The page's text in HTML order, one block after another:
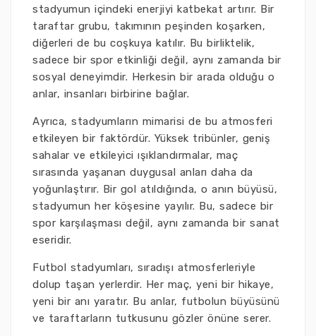
stadyumun içindeki enerjiyi katbekat artırır. Bir
taraftar grubu, takımının peşinden koşarken,
diğerleri de bu coşkuya katılır. Bu birliktelik,
sadece bir spor etkinliği değil, aynı zamanda bir
sosyal deneyimdir. Herkesin bir arada olduğu o
anlar, insanları birbirine bağlar.
Ayrıca, stadyumların mimarisi de bu atmosferi
etkileyen bir faktördür. Yüksek tribünler, geniş
sahalar ve etkileyici ışıklandırmalar, maç
sırasında yaşanan duygusal anları daha da
yoğunlaştırır. Bir gol atıldığında, o anın büyüsü,
stadyumun her köşesine yayılır. Bu, sadece bir
spor karşılaşması değil, aynı zamanda bir sanat
eseridir.
Futbol stadyumları, sıradışı atmosferleriyle
dolup taşan yerlerdir. Her maç, yeni bir hikaye,
yeni bir anı yaratır. Bu anlar, futbolun büyüsünü
ve taraftarların tutkusunu gözler önüne serer.